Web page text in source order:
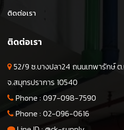
ติดต่อเรา
ติดต่อเรา
52/9 ซ.บางปลา24 ถนนเทพารักษ์
จ.สมุทรปราการ 10540
Phone : 097-098-7590
Phone : 02-096-0616